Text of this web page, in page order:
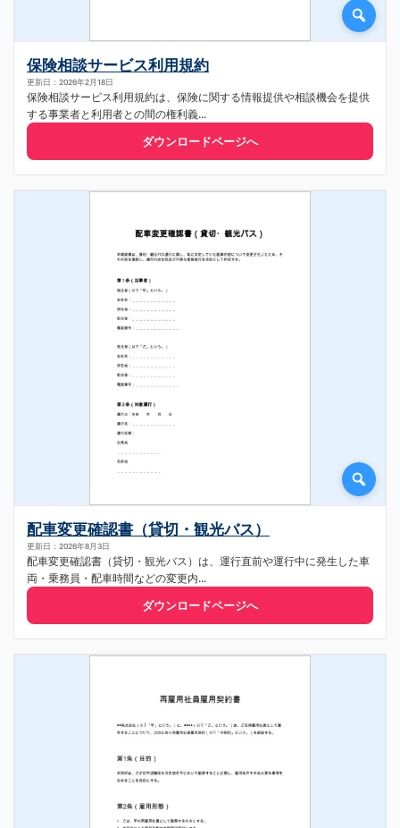
保険相談サービス利用規約
更新日：2026年2月18日
保険相談サービス利用規約は、保険に関する情報提供や相談機会を提供
する事業者と利用者との間の権利義...
ダウンロードページへ
配車変更確認書（貸切・観光バス）
更新日：2026年8月3日
配車変更確認書（貸切・観光バス）は、運行直前や運行中に発生した車
両・乗務員・配車時間などの変更内...
ダウンロードページへ